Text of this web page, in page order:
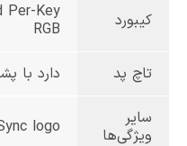
کیبورد
Per-Key
RGB
تاچ پد دارد با
سایر
ویژگی‌ها
logo